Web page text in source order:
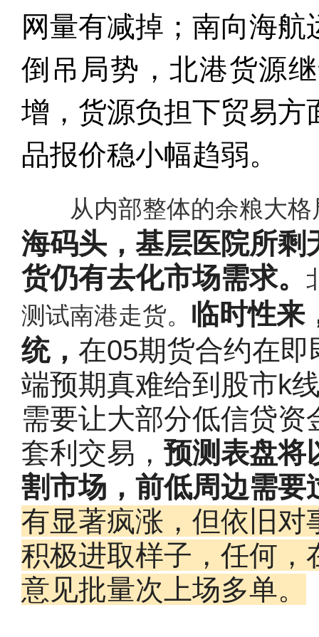
网量有减掉；南向海
倒吊局势，北港货源
增，货源负担下贸易方
品报价稳小幅趋弱。
从内部整体的余粮大格
海码头，基层医院所剩
货仍有去化市场需求。
测试南港走货。 临时性来
统， 在05期货合约在
端预期真难给到股市k
需要让大部分低信贷
套利交易， 预测表盘将
割市场，前低周边需要
有显著疯涨，但依旧对
积极进取样子，任何，
意见批量次上场多单。